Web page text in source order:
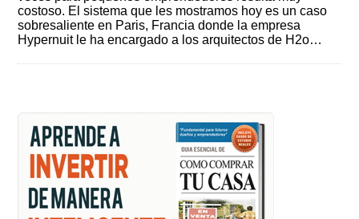
costoso. El sistema que les mostramos hoy es un caso
sobresaliente en Paris, Francia donde la empresa
Hypernuit le ha encargado a los arquitectos de H2o…